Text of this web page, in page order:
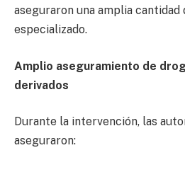
aseguraron una amplia
especializado.
Amplio aseguramiento de
derivados
Durante la intervención, las
aseguraron: